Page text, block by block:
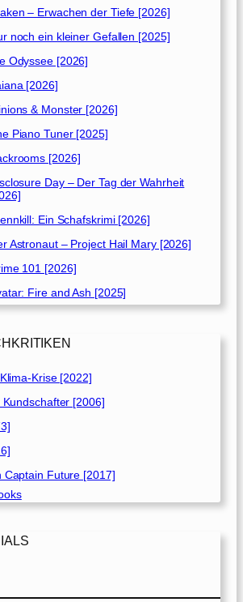
– Erwachen der Tiefe [2026]
noch ein kleiner Gefallen [2025]
Odyssee [2026]
[2026]
& Monster [2026]
Piano Tuner [2025]
[2026]
Day – Der Tag der Wahrheit
Ein Schafskrimi [2026]
Astronaut – Project Hail Mary [2026]
101 [2026]
Fire and Ash [2025]
Krise [2022]
[2006]
Captain Future [2017]